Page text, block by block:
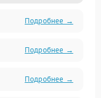
Подробнее →
Подробнее →
Подробнее →